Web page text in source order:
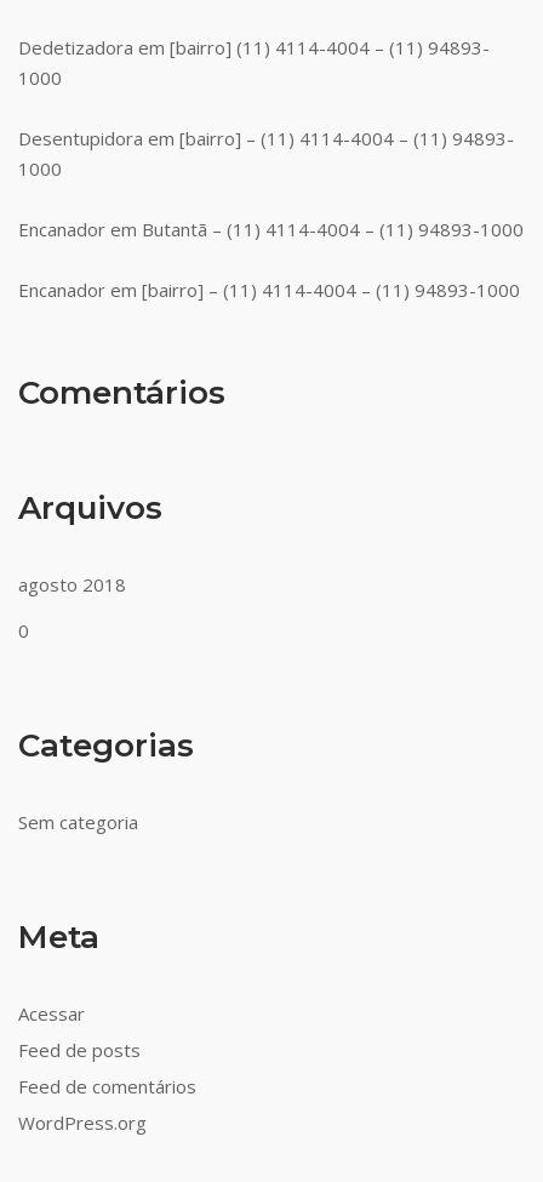
Dedetizadora em [bairro] (11) 4114-4004 – (11) 94893-
1000
Desentupidora em [bairro] – (11) 4114-4004 – (11) 94893-
1000
Encanador em Butantã – (11) 4114-4004 – (11) 94893-1000
Encanador em [bairro] – (11) 4114-4004 – (11) 94893-1000
Comentários
Arquivos
agosto 2018
0
Categorias
Sem categoria
Meta
Acessar
Feed de posts
Feed de comentários
WordPress.org